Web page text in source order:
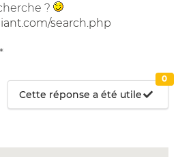
?
search.php
Cette réponse a été utile
0